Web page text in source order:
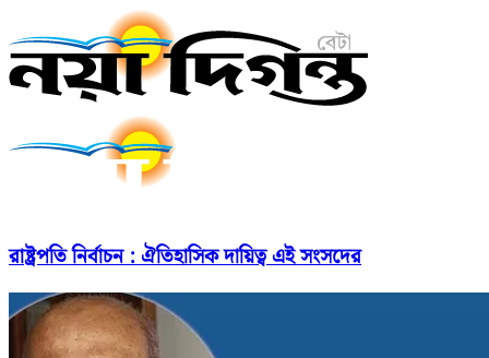
রাষ্ট্রপতি নির্বাচন : ঐতিহাসিক দায়িত্ব এই সংসদের